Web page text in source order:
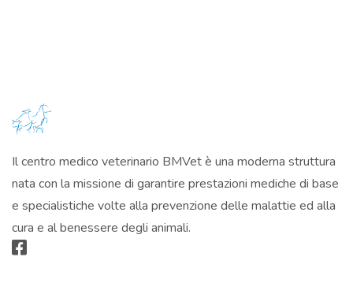
Il centro medico veterinario BMVet è una moderna struttura
nata con la missione di garantire prestazioni mediche di base
e specialistiche volte alla prevenzione delle malattie ed alla
cura e al benessere degli animali.